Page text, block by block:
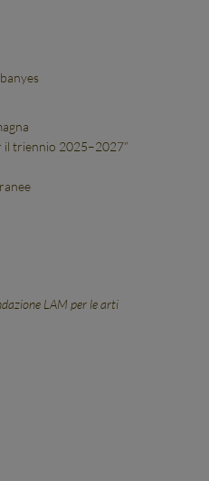
il triennio 2025–2027”
LAMper le arti